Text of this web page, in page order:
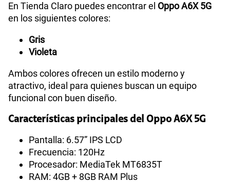
En Tienda Claro puedes encontrar el Oppo A6X 5G
en los siguientes colores:
Gris
Violeta
Ambos colores ofrecen un estilo moderno y
atractivo, ideal para quienes buscan un equipo
funcional con buen diseño.
Características principales del Oppo A6X 5G
Pantalla: 6.57” IPS LCD
Frecuencia: 120Hz
Procesador: MediaTek MT6835T
RAM: 4GB + 8GB RAM Plus